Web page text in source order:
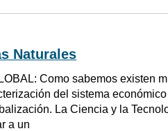
Naturales
Como sabemos existen
del sistema
La Ciencia y la
a un